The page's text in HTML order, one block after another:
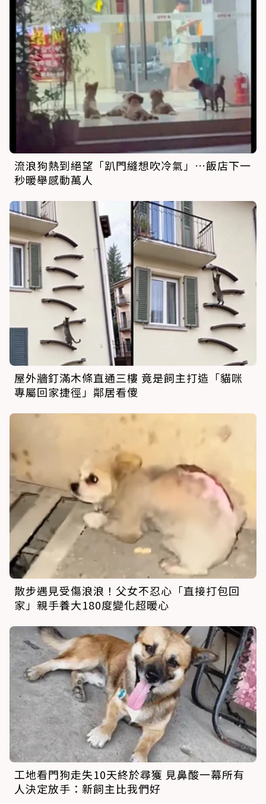
流浪狗熱到絕望「趴門縫想吹冷氣」…飯店下一
秒暖舉感動萬人
屋外牆釘滿木條直通三樓 竟是飼主打造「貓咪
專屬回家捷徑」鄰居看傻
散步遇見受傷浪浪！父女不忍心「直接打包回
家」親手養大180度變化超暖心
工地看門狗走失10天終於尋獲 見鼻酸一幕所有
人決定放手：新飼主比我們好